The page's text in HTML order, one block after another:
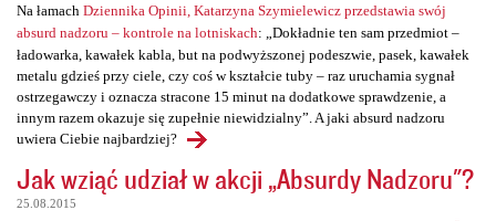
Na łamach Dziennika Opinii, Katarzyna Szymielewicz przedstawia swój
absurd nadzoru – kontrole na lotniskach: „Dokładnie ten sam przedmiot –
ładowarka, kawałek kabla, but na podwyższonej podeszwie, pasek, kawałek
metalu gdzieś przy ciele, czy coś w kształcie tuby – raz uruchamia sygnał
ostrzegawczy i oznacza stracone 15 minut na dodatkowe sprawdzenie, a
innym razem okazuje się zupełnie niewidzialny”. A jaki absurd nadzoru
uwiera Ciebie najbardziej?
Jak wziąć udział w akcji „Absurdy Nadzoru"?
25.08.2015